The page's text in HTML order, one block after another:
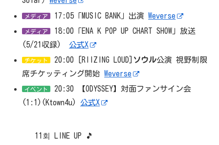
メディア 17:05「MUSIC BANK」出演Weverse
メディア
18:00「ENA K POP UP CHART SHOW」放送
(5/21収録) 公式X
チケット 20:00 [RIIZING LOUD] ソウル公演 視野制限
席チケッティング開始Weverse
イベント
20:30 【ODYSSEY】対面ファンサイン会
(1:1)(Ktown4u) 公式X
11회 LINE UP 🎵